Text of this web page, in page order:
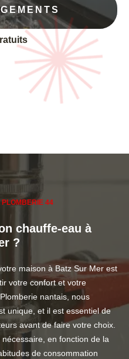
44
chauffe-eau à
?
maison à Batz Sur Mer est
votre confort et votre
nantais, nous
unique, et il est essentiel de
avant de faire votre choix.
en fonction de la
de consommation